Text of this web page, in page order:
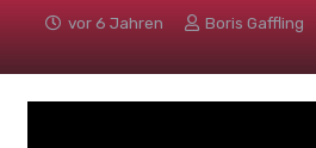
vor 6 Jahren Boris Gaffling